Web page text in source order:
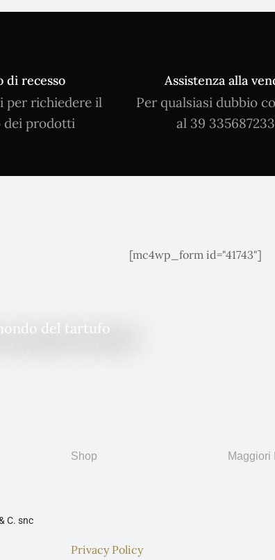
di recesso
per richiedere il
dei prodotti
Assistenza alla
Per qualsiasi dubbio
al 39
[mc4wp_form id="41743"]
del tartufo
C. snc
Shop
Privacy Policy
Maggiori